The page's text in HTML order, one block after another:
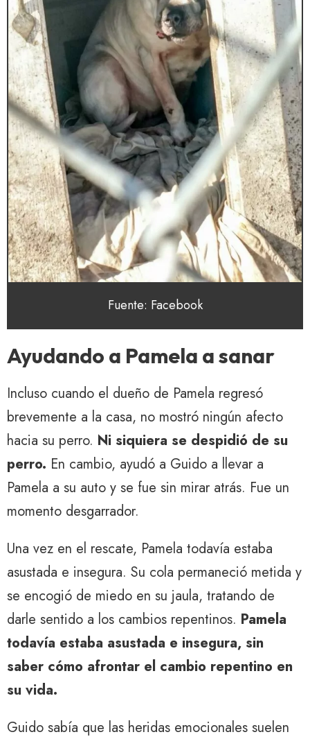
Fuente: Facebook
Ayudando a Pamela a sanar
Incluso cuando el dueño de Pamela regresó
brevemente a la casa, no mostró ningún afecto
hacia su perro. Ni siquiera se despidió de su
perro. En cambio, ayudó a Guido a llevar a
Pamela a su auto y se fue sin mirar atrás. Fue un
momento desgarrador.
Una vez en el rescate, Pamela todavía estaba
asustada e insegura. Su cola permaneció metida y
se encogió de miedo en su jaula, tratando de
darle sentido a los cambios repentinos. Pamela
todavía estaba asustada e insegura, sin
saber cómo afrontar el cambio repentino en
su vida.
Guido sabía que las heridas emocionales suelen